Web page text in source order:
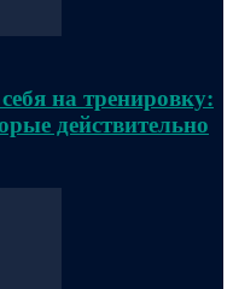
на тренировку:
действительно